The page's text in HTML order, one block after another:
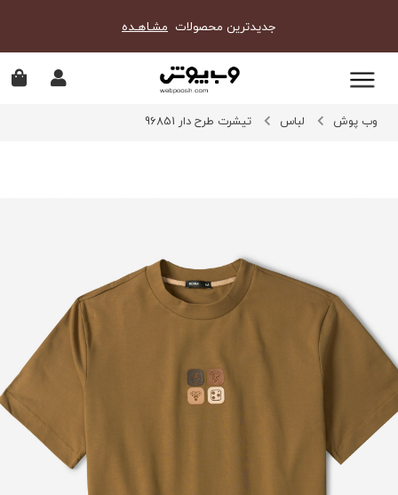
جدیدترین محصولات مشـاهـده
وب پوش لباس تیشرت طرح دار 96851